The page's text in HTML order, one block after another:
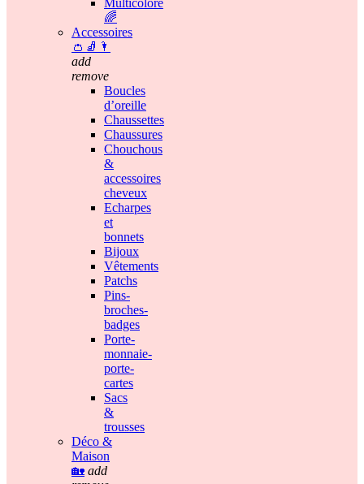
Multicolore
🌈
Accessoires
👛🧦🌂
add
remove
Boucles
d’oreille
Chaussettes
Chaussures
Chouchous
&
accessoires
cheveux
Echarpes
et
bonnets
Bijoux
Vêtements
Patchs
Pins-
broches-
badges
Porte-
monnaie-
porte-
cartes
Sacs
&
trousses
Déco &
Maison
🏡 add